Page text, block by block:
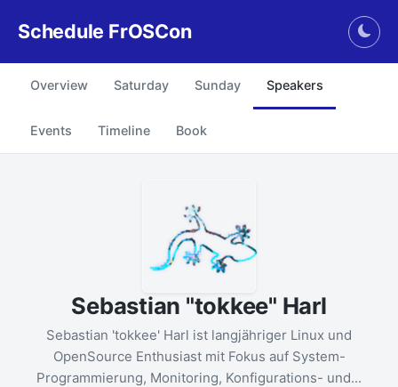
Schedule FrOSCon
Overview Saturday Sunday Speakers
Events Timeline Book
Sebastian "tokkee" Harl
Sebastian 'tokkee' Harl ist langjähriger Linux und
OpenSource Enthusiast mit Fokus auf System-
Programmierung, Monitoring, Konfigurations- und...